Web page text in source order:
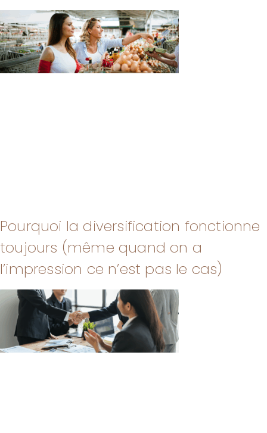
Pourquoi la diversification fonctionne
toujours (même quand on a
l’impression ce n’est pas le cas)